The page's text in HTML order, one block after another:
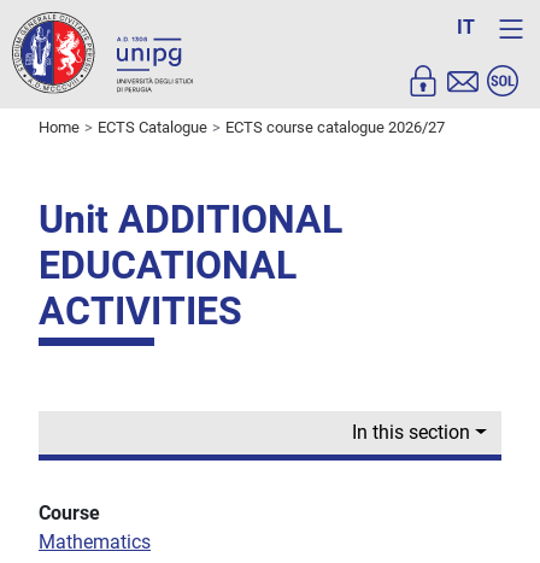
IT
Home ECTS Catalogue ECTS course catalogue 2026/27
Unit ADDITIONAL
EDUCATIONAL
ACTIVITIES
In this section
Course
Mathematics